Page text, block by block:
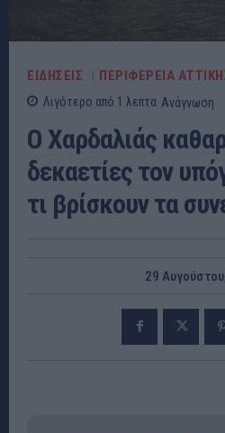
ΕΙΔΗΣΕΙΣ ΠΕΡΙΦΕΡΕΙΑ
Λιγότερο από 1 λεπτα Ανάγνωση
Ο Χαρδαλιάς
δεκαετίες τον
τι βρίσκουν τα
29